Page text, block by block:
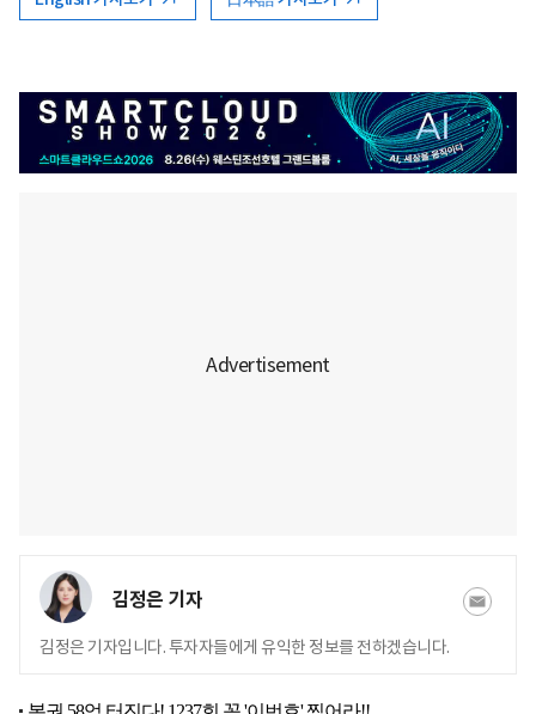
김정은 기자
김정은 기자입니다. 투자자들에게 유익한 정보를 전하겠습니다.